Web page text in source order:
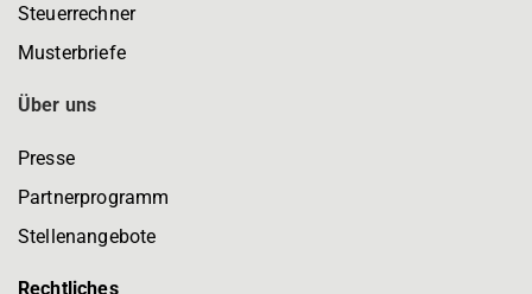
Steuerrechner
Musterbriefe
Über uns
Presse
Partnerprogramm
Stellenangebote
Rechtliches